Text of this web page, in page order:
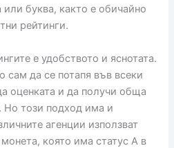
буква, както е обичайно
рейтинги.
е удобството и яснотата.
сам да се потапя във всеки
оценката и да получи обща
Но този подход има и
агенции използват
която има статус А в